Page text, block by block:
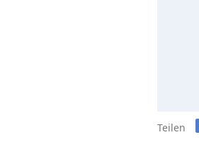
Teilen